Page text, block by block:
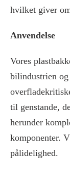
hvilket giver
Anvendelse
Vores
bilindustrien
til genstande,
herunder
komponenter.
pålidelighed.